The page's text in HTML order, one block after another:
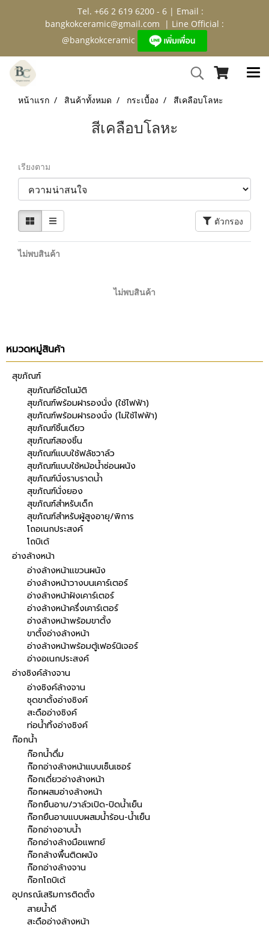
Tel. +66 2 619 6200 - 6 | Email :
bangkokceramic@gmail.com | Line Official :
@bangkokceramic
หน้าแรก สินค้าทั้งหมด กระเบื้อง สีเคลือบโลหะ
สีเคลือบโลหะ
เรียงตาม
ตัวกรอง
ไม่พบสินค้า
ไม่พบสินค้า
หมวดหมู่สินค้า
สุขภัณฑ์
สุขภัณฑ์อัตโนมัติ
สุขภัณฑ์พร้อมฝารองนั่ง (ใช้ไฟฟ้า)
สุขภัณฑ์พร้อมฝารองนั่ง (ไม่ใช้ไฟฟ้า)
สุขภัณฑ์ชิ้นเดียว
สุขภัณฑ์สองชิ้น
สุขภัณฑ์แบบใช้ฟลัชวาล์ว
สุขภัณฑ์แบบใช้หม้อน้ำซ่อนผนัง
สุขภัณฑ์นั่งราบราดน้ำ
สุขภัณฑ์นั่งยอง
สุขภัณฑ์สำหรับเด็ก
สุขภัณฑ์สำหรับผู้สูงอายุ/พิการ
โถอเนกประสงค์
โถบิเด้
อ่างล้างหน้า
อ่างล้างหน้าแขวนผนัง
อ่างล้างหน้าวางบนเคาร์เตอร์
อ่างล้างหน้าฝังเคาร์เตอร์
อ่างล้างหน้าครึ่งเคาร์เตอร์
อ่างล้างหน้าพร้อมขาตั้ง
ขาตั้งอ่างล้างหน้า
อ่างล้างหน้าพร้อมตู้เฟอร์นิเจอร์
อ่างอเนกประสงค์
อ่างซิงค์ล้างจาน
อ่างซิงค์ล้างจาน
ชุดขาตั้งอ่างซิงค์
สะดืออ่างซิงค์
ท่อน้ำทิ้งอ่างซิงค์
ก๊อกน้ำ
ก๊อกน้ำดื่ม
ก๊อกอ่างล้างหน้าแบบเซ็นเซอร์
ก๊อกเดี่ยวอ่างล้างหน้า
ก๊อกผสมอ่างล้างหน้า
ก๊อกยืนอาบ/วาล์วเปิด-ปิดน้ำเย็น
ก๊อกยืนอาบแบบผสมน้ำร้อน-น้ำเย็น
ก๊อกอ่างอาบน้ำ
ก๊อกอ่างล้างมือแพทย์
ก๊อกล้างพื้นติดผนัง
ก๊อกอ่างล้างจาน
ก๊อกโถบิเด้
อุปกรณ์เสริมการติดตั้ง
สายน้ำดี
สะดืออ่างล้างหน้า